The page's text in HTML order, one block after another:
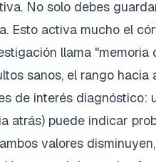
No solo debes
Esto activa mucho el
llama
sanos, el rango
de interés diagnóstico:
atrás) puede indicar
valores